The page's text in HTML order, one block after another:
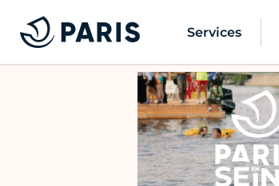
Services